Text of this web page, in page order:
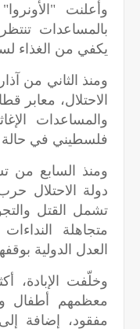
وأعلنت
بالمساعدات
يكفي من الغذاء
ومنذ الثاني من
الاحتلال، معابر
فلسطيني في
دولة الاحتلال
تشمل القتل
متجاهلة
العدل الدولية
مفقود، إضافة